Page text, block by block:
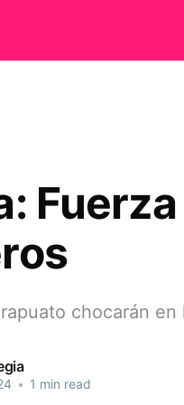
chocarán
• 1 min read